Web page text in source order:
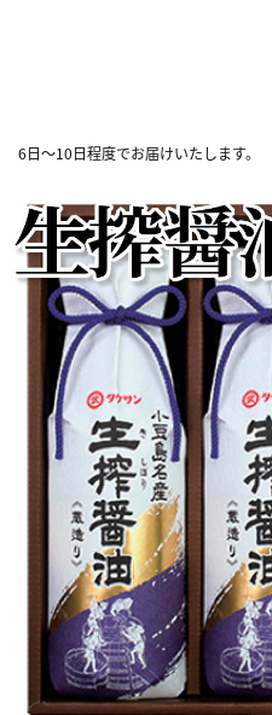
6日～10日程度でお届けいたします。